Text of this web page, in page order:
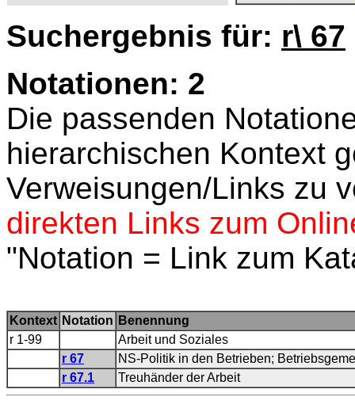
Suchergebnis für: r\ 67
Notationen: 2
Die passenden
hierarchischen Kontext
Verweisungen/Links zu
direkten Links zum
"Notation = Link zum
Kontext Notation Benennung
r 1-99
Arbeit und Soziales
r 67
NS-Politik in den Betrieben;
r 67.1
Treuhänder der Arbeit